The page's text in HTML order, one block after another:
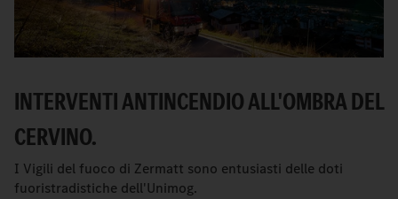
INTERVENTI ANTINCENDIO ALL'OMBRA DEL
CERVINO.
I Vigili del fuoco di Zermatt sono entusiasti delle doti
fuoristradistiche dell'Unimog.